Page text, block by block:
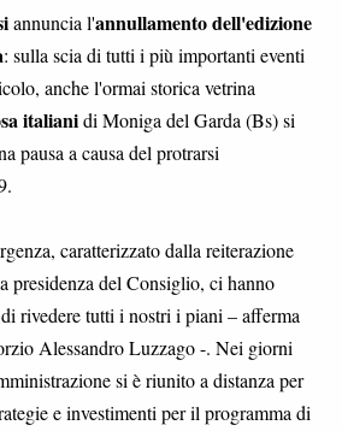
annuncia l'annullamento dell'edizione
: sulla scia di tutti i più importanti eventi
anche l'ormai storica vetrina
italianidi Moniga del Garda (Bs) si
pausa a causa del protrarsi
caratterizzato dalla reiterazione
presidenza del Consiglio, ci hanno
rivedere tutti i nostri i piani – afferma
Alessandro Luzzago -. Nei giorni
si è riunito a distanza per
e investimenti per il programma di